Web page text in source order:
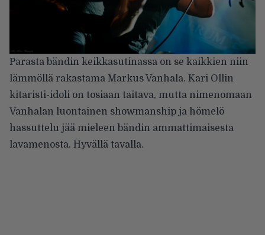
Parasta bändin keikkasutinassa on se kaikkien niin
lämmöllä rakastama Markus Vanhala. Kari Ollin
kitaristi-idoli on tosiaan taitava, mutta nimenomaan
Vanhalan luontainen showmanship ja hömelö
hassuttelu jää mieleen bändin ammattimaisesta
lavamenosta. Hyvällä tavalla.